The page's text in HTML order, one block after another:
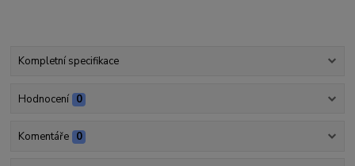
Kompletní specifikace
Hodnocení 0
Komentáře 0